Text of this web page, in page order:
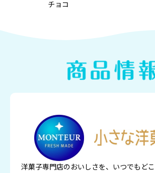
チョコ
洋菓子専門店のおいしさを、いつでもど